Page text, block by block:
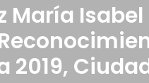
María Isabel
2019,